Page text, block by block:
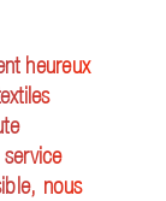
heureux
nous